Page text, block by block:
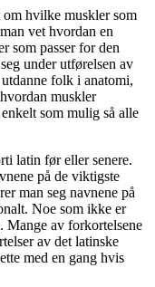
hvilke muskler som
vet hvordan en
som passer for den
under utførelsen av
folk i anatomi,
muskler
som mulig så alle
latin før eller senere.
på de viktigste
man seg navnene på
Noe som ikke er
Mange av forkortelsene
av det latinske
med en gang hvis